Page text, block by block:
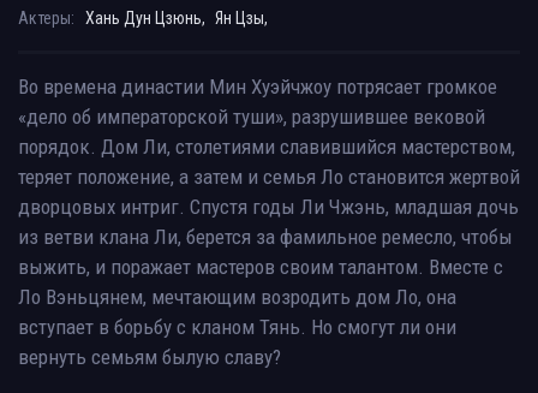
Актеры:
Хань Дун Цзюнь, Ян Цзы,
Во времена династии Мин Хуэйчжоу потрясает громкое
«дело об императорской туши», разрушившее вековой
порядок. Дом Ли, столетиями славившийся мастерством,
теряет положение, а затем и семья Ло становится жертвой
дворцовых интриг. Спустя годы Ли Чжэнь, младшая дочь
из ветви клана Ли, берется за фамильное ремесло, чтобы
выжить, и поражает мастеров своим талантом. Вместе с
Ло Вэньцянем, мечтающим возродить дом Ло, она
вступает в борьбу с кланом Тянь. Но смогут ли они
вернуть семьям былую славу?